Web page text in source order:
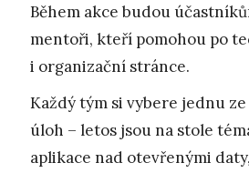
Během akce budou
mentoři, kteří pomohou po
i organizační stránce.
Každý tým si vybere jednu
úloh – letos jsou na stole
aplikace nad otevřenými